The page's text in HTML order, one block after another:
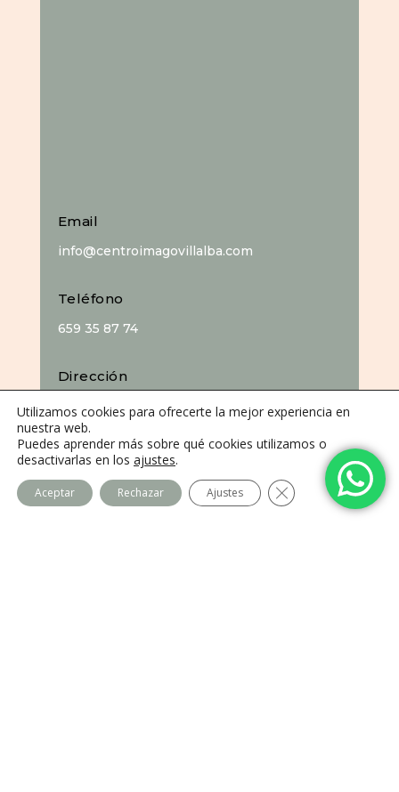
Email
info@centroimagovillalba.com
Teléfono
659 35 87 74
Dirección
C. Camino de la Fonda, 28400 Collado
Villalba, Madrid
Utilizamos cookies para ofrecerte la mejor experiencia en
nuestra web.
Puedes aprender más sobre qué cookies utilizamos o
desactivarlas en los ajustes.
Aceptar Rechazar Ajustes Cerrar el banner de